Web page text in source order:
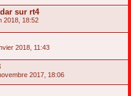
sur rt4
2018, 18:52
2018, 11:43
2017, 18:06